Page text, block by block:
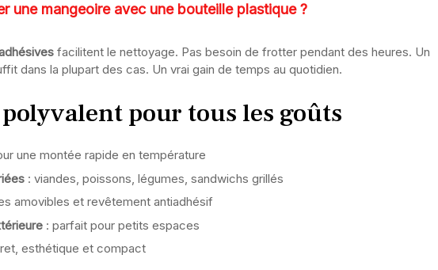
une mangeoire avec une bouteille plastique ?
facilitent le nettoyage. Pas besoin de frotter pendant des heures. Un
dans la plupart des cas. Un vrai gain de temps au quotidien.
pour tous les goûts
une montée rapide en température
: viandes, poissons, légumes, sandwichs grillés
amovibles et revêtement antiadhésif
: parfait pour petits espaces
esthétique et compact